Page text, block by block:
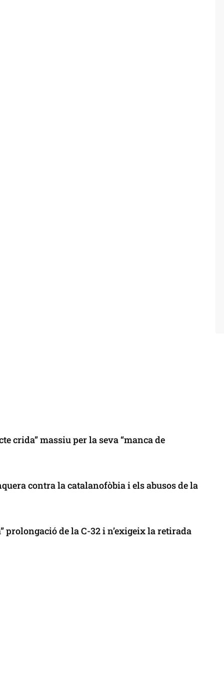
crida” massiu per la seva “manca de
contra la catalanofòbia i els abusos de la
prolongació de la C-32 i n’exigeix la retirada